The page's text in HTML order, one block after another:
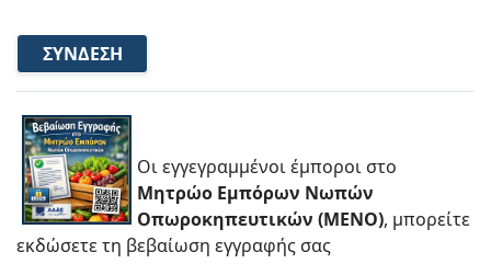
ΣΎΝΔΕΣΗ
Οι εγγεγραμμένοι έμποροι στο
Μητρώο Εμπόρων Νωπών
Οπωροκηπευτικών (ΜΕΝΟ), μπορείτε
εκδώσετε τη βεβαίωση εγγραφής σας